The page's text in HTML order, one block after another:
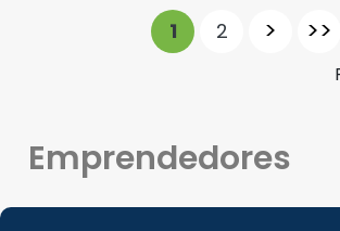
1 2 > >>
Emprendedores